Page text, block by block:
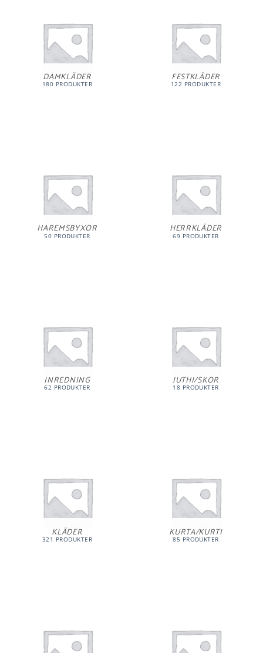
DAMKLÄDER
180 PRODUKTER
FESTKLÄDER
122 PRODUKTER
HAREMSBYXOR
50 PRODUKTER
HERRKLÄDER
69 PRODUKTER
INREDNING
62 PRODUKTER
JUTHI/SKOR
18 PRODUKTER
KLÄDER
321 PRODUKTER
KURTA/KURTI
85 PRODUKTER